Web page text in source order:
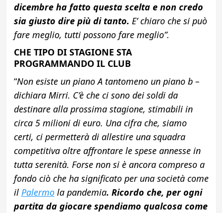
dicembre ha fatto questa scelta e non credo
sia giusto dire più di tanto. E’ chiaro che si può
fare meglio, tutti possono fare meglio”.
CHE TIPO DI STAGIONE STA
PROGRAMMANDO IL CLUB
“Non esiste un piano A tantomeno un piano b –
dichiara Mirri. C’è che ci sono dei soldi da
destinare alla prossima stagione, stimabili in
circa 5 milioni di euro. Una cifra che, siamo
certi, ci permetterà di allestire una squadra
competitiva oltre affrontare le spese annesse in
tutta serenità. Forse non si è ancora compreso a
fondo ciò che ha significato per una società come
il Palermola pandemia. Ricordo che, per ogni
partita da giocare spendiamo qualcosa come